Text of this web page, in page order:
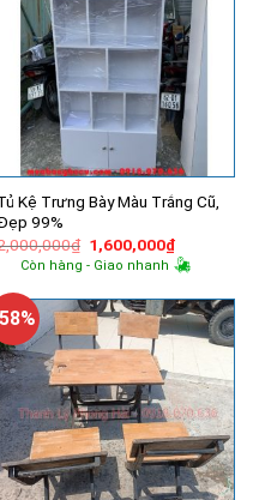
Kệ Trưng Bày Màu Trắng Cũ,
99%
₫ Giá
gốc
là:
1,600,000₫Giá
hiện
tại
Còn hàng - Giao nhanh